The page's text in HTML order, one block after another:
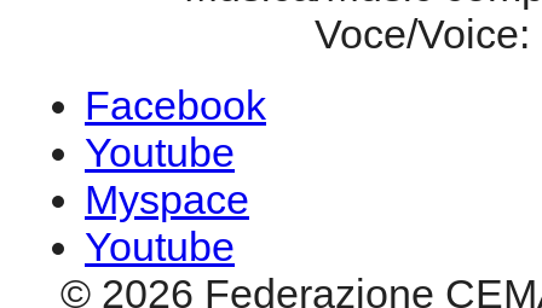
Voce/
Facebook
Youtube
Myspace
Youtube
© 2026 Federazione